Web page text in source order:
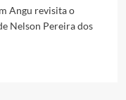
Angu revisita o
Nelson Pereira dos